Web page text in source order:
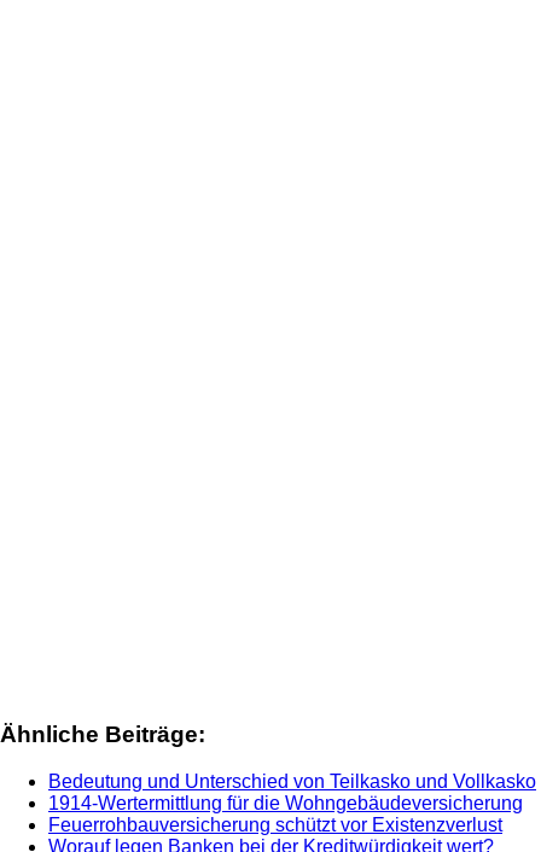
Ähnliche Beiträge:
Bedeutung und Unterschied von Teilkasko und Vollkasko
1914-Wertermittlung für die Wohngebäudeversicherung
Feuerrohbauversicherung schützt vor Existenzverlust
Worauf legen Banken bei der Kreditwürdigkeit wert?